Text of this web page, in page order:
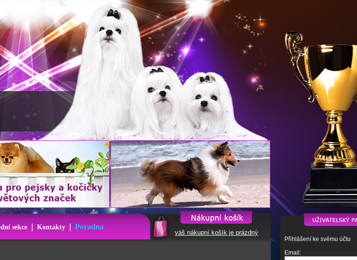
váš nákupní košík je prázdný
Přihlášení ke svému účtu
Email:
sekce | Kontakty | Poradna